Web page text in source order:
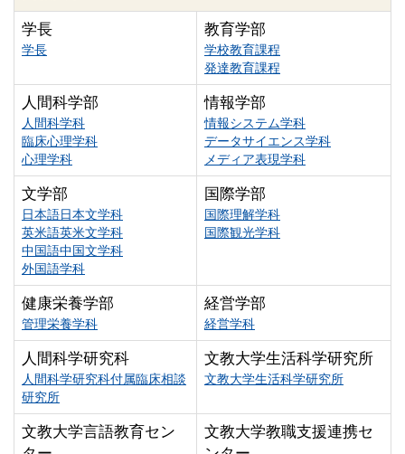
学長
学長
教育学部
学校教育課程
発達教育課程
人間科学部
人間科学科
臨床心理学科
心理学科
情報学部
情報システム学科
データサイエンス学科
メディア表現学科
文学部
日本語日本文学科
英米語英米文学科
中国語中国文学科
外国語学科
国際学部
国際理解学科
国際観光学科
健康栄養学部
管理栄養学科
経営学部
経営学科
人間科学研究科
人間科学研究科付属臨床相談
研究所
文教大学生活科学研究所
文教大学生活科学研究所
文教大学言語教育セン
文教大学教職支援連携セ